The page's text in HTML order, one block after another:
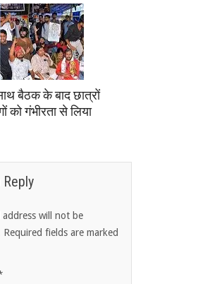
बैठक के बाद छात्रों
को गंभीरता से लिया
address will not be
Required fields are marked